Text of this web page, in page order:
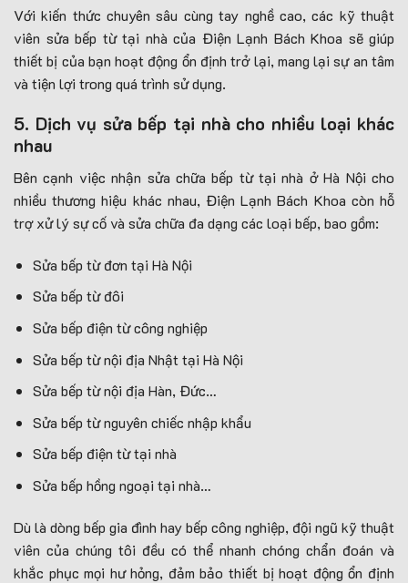
Với kiến thức chuyên sâu cùng tay nghề cao, các kỹ thuật
viên sửa bếp từ tại nhà của Điện Lạnh Bách Khoa sẽ giúp
thiết bị của bạn hoạt động ổn định trở lại, mang lại sự an tâm
và tiện lợi trong quá trình sử dụng.
5. Dịch vụ sửa bếp tại nhà cho nhiều loại khác
nhau
Bên cạnh việc nhận sửa chữa bếp từ tại nhà ở Hà Nội cho
nhiều thương hiệu khác nhau, Điện Lạnh Bách Khoa còn hỗ
trợ xử lý sự cố và sửa chữa đa dạng các loại bếp, bao gồm:
Sửa bếp từ đơn tại Hà Nội
Sửa bếp từ đôi
Sửa bếp điện từ công nghiệp
Sửa bếp từ nội địa Nhật tại Hà Nội
Sửa bếp từ nội địa Hàn, Đức…
Sửa bếp từ nguyên chiếc nhập khẩu
Sửa bếp điện từ tại nhà
Sửa bếp hồng ngoại tại nhà…
Dù là dòng bếp gia đình hay bếp công nghiệp, đội ngũ kỹ thuật
viên của chúng tôi đều có thể nhanh chóng chẩn đoán và
khắc phục mọi hư hỏng, đảm bảo thiết bị hoạt động ổn định